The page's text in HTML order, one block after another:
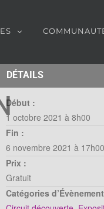
DÉTAILS
Début :
1 octobre 2021 à 8h00
Fin :
6 novembre 2021 à 17h00
Prix :
Gratuit
Catégories